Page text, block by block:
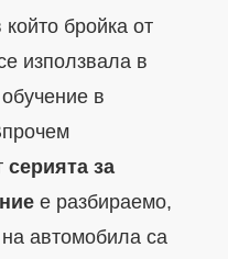
бройка от
използвала в
в
серията за
е разбираемо,
автомобила са